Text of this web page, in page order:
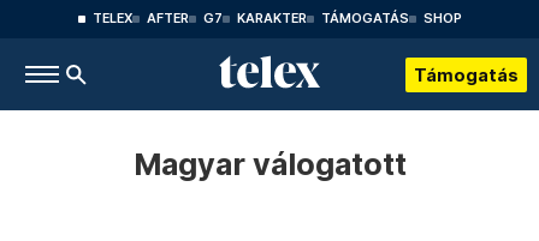
TELEX AFTER G7 KARAKTER TÁMOGATÁS SHOP
Támogatás
Magyar válogatott